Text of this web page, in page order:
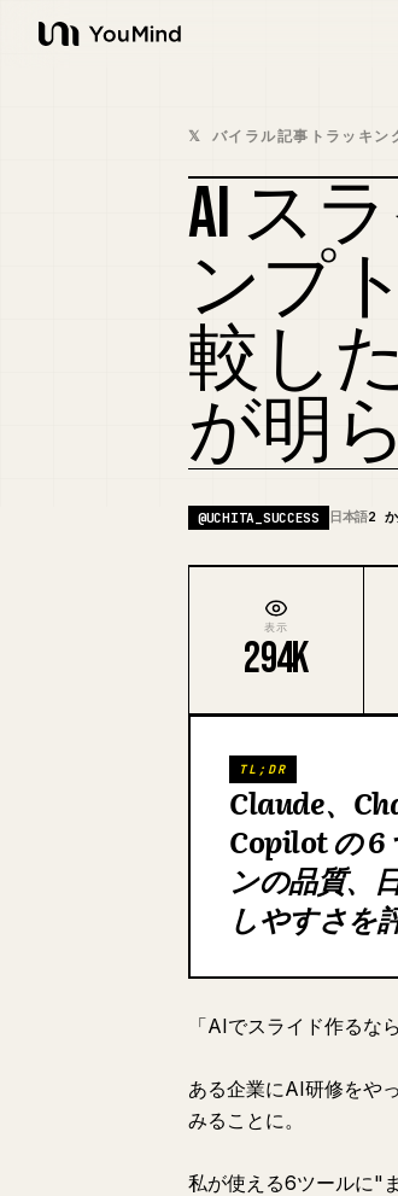
YouMind
𝕏 バイラル記事トラッキン
AI ス
ンプ
較し
が明
@UCHITA_SUCCESS 日本語2
表示
294K
TL;DR
Claude、
Copilot の 6
ンの品質、
しやすさを
「AIでスライド作るな
ある企業にAI研修をや
みることに。
私が使える6ツールに"